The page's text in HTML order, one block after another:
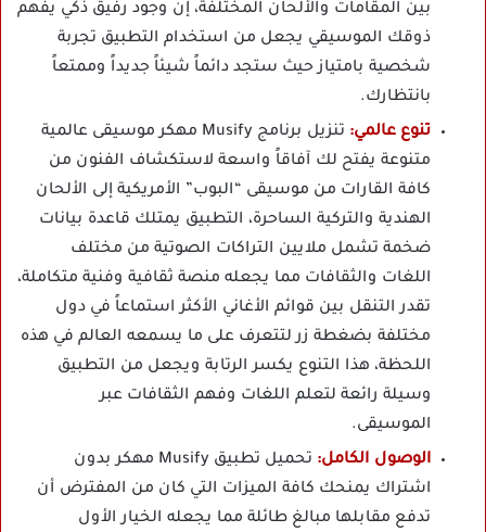
بين المقامات والألحان المختلفة، إن وجود رفيق ذكي يفهم
ذوقك الموسيقي يجعل من استخدام التطبيق تجربة
شخصية بامتياز حيث ستجد دائماً شيئاً جديداً وممتعاً
بانتظارك.
تنوع عالمي:
تنزيل برنامج Musify مهكر موسيقى عالمية
متنوعة يفتح لك آفاقاً واسعة لاستكشاف الفنون من
كافة القارات من موسيقى “البوب” الأمريكية إلى الألحان
الهندية والتركية الساحرة، التطبيق يمتلك قاعدة بيانات
ضخمة تشمل ملايين التراكات الصوتية من مختلف
اللغات والثقافات مما يجعله منصة ثقافية وفنية متكاملة،
تقدر التنقل بين قوائم الأغاني الأكثر استماعاً في دول
مختلفة بضغطة زر لتتعرف على ما يسمعه العالم في هذه
اللحظة، هذا التنوع يكسر الرتابة ويجعل من التطبيق
وسيلة رائعة لتعلم اللغات وفهم الثقافات عبر
الموسيقى.
الوصول الكامل:
تحميل تطبيق Musify مهكر بدون
اشتراك يمنحك كافة الميزات التي كان من المفترض أن
تدفع مقابلها مبالغ طائلة مما يجعله الخيار الأول